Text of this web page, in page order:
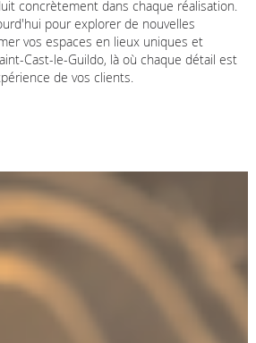
concrètement dans chaque réalisation.
pour explorer de nouvelles
vos espaces en lieux uniques et
Cast-le-Guildo, là où chaque détail est
de vos clients.